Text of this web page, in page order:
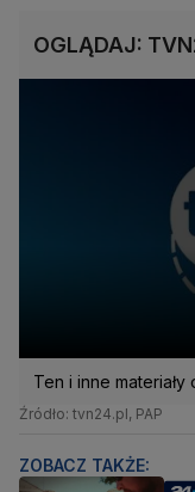
OGLĄDAJ:
Ten i inne
Źródło: tvn24.pl, PAP
ZOBACZ TAKŻE: